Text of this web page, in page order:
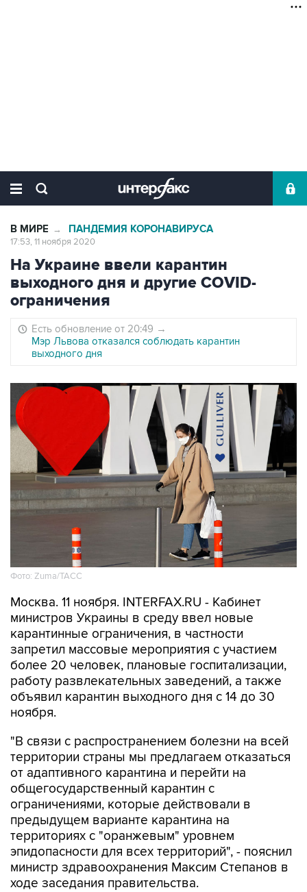
В МИРЕ → ПАНДЕМИЯ КОРОНАВИРУСА
17:53, 11 ноября 2020
На Украине ввели карантин
выходного дня и другие COVID-
ограничения
Есть обновление от 20:49 →
Мэр Львова отказался соблюдать карантин
выходного дня
Фото: Zuma/ТАСС
Москва. 11 ноября. INTERFAX.RU - Кабинет
министров Украины в среду ввел новые
карантинные ограничения, в частности
запретил массовые мероприятия с участием
более 20 человек, плановые госпитализации,
работу развлекательных заведений, а также
объявил карантин выходного дня с 14 до 30
ноября.
"В связи с распространением болезни на всей
территории страны мы предлагаем отказаться
от адаптивного карантина и перейти на
общегосударственный карантин с
ограничениями, которые действовали в
предыдущем варианте карантина на
территориях с "оранжевым" уровнем
эпидопасности для всех территорий", - пояснил
министр здравоохранения Максим Степанов в
ходе заседания правительства.